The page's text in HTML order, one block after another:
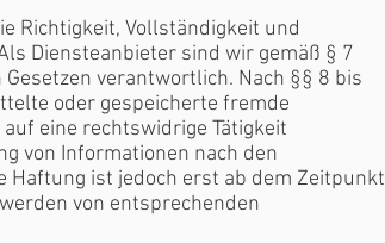
Richtigkeit, Vollständigkeit und
Diensteanbieter sind wir gemäß § 7
verantwortlich. Nach §§ 8 bis
oder gespeicherte fremde
eine rechtswidrige Tätigkeit
von Informationen nach den
Haftung ist jedoch erst ab dem Zeitpunkt
von entsprechenden